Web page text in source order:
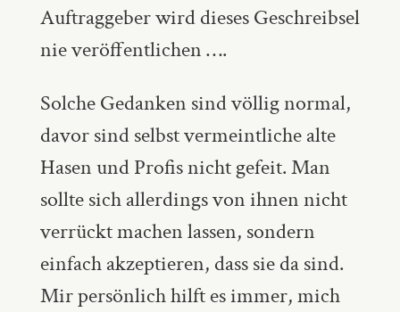
Auftraggeber wird dieses Geschreibsel
nie veröffentlichen ….
Solche Gedanken sind völlig normal,
davor sind selbst vermeintliche alte
Hasen und Profis nicht gefeit. Man
sollte sich allerdings von ihnen nicht
verrückt machen lassen, sondern
einfach akzeptieren, dass sie da sind.
Mir persönlich hilft es immer, mich